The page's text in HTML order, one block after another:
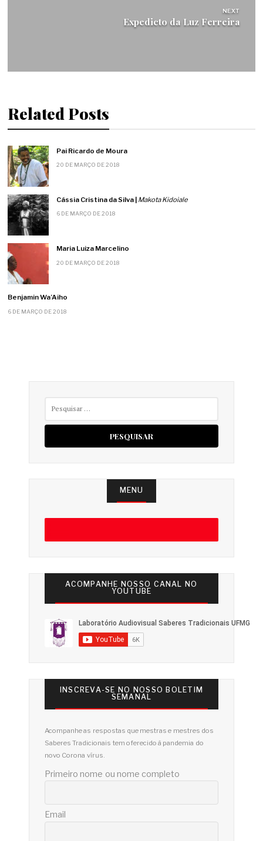
NEXT
Expedicto da Luz Ferreira
Related Posts
Pai Ricardo de Moura
20 DE MARÇO DE 2018
Cássia Cristina da Silva | Makota Kidoiale
6 DE MARÇO DE 2018
Maria Luiza Marcelino
20 DE MARÇO DE 2018
Benjamin Wa’Aiho
6 DE MARÇO DE 2018
MENU
ACOMPANHE NOSSO CANAL NO
YOUTUBE
INSCREVA-SE NO NOSSO BOLETIM
SEMANAL
Acompanhe as respostas que mestras e mestres dos
Saberes Tradicionais tem oferecido à pandemia do
novo Corona vírus.
Primeiro nome ou nome completo
Email